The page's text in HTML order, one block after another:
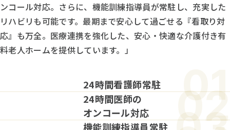
ンコール対応。さらに、機能訓練指導員が常駐し、充実した
リハビリも可能です。最期まで安心して過ごせる『看取り対
応』も万全。医療連携を強化した、安心・快適な介護付き有
料老人ホームを提供しています。」
01
24時間看護師常駐 02
24時間医師の
オンコール対応
機能訓練指導員常駐